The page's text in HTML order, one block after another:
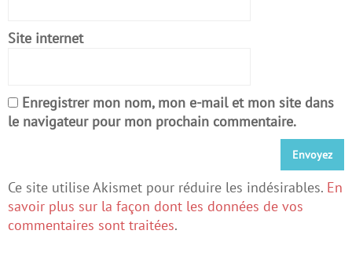
Site internet
Enregistrer mon nom, mon e-mail et mon site dans
le navigateur pour mon prochain commentaire.
Ce site utilise Akismet pour réduire les indésirables. En
savoir plus sur la façon dont les données de vos
commentaires sont traitées.